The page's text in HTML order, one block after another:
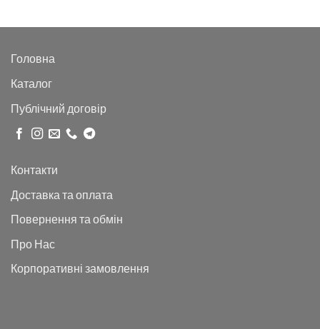
Головна
Каталог
Публічний договір
Контакти
Доставка та оплата
Повернення та обмін
Про Нас
Корпоративні замовлення